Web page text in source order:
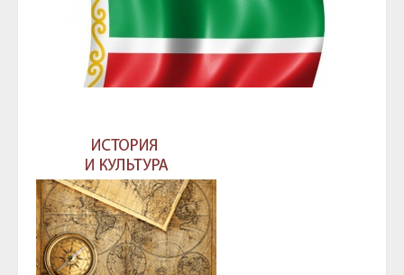
ГЛАВА И ПРАВИТЕЛЬСТВО ЧЕЧЕНСКОЙ
РЕСПУБЛИКИ